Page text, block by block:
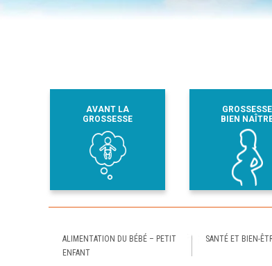
AVANT LA
GROSSESSE
GROSSESSE
BIEN
ALIMENTATION DU BÉBÉ – PETIT
ENFANT
SANTÉ ET BIEN-